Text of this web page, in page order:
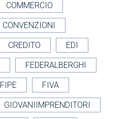
COMMERCIO
CONVENZIONI
CREDITO EDI
FEDERALBERGHI
FIPE FIVA
GIOVANIIMPRENDITORI